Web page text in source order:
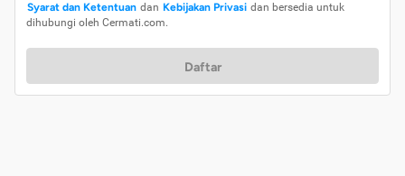
Syarat dan Ketentuan dan Kebijakan Privasi dan bersedia untuk
dihubungi oleh Cermati.com.
Daftar